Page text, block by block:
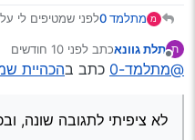
מ מתלמד 0 לפני שמטיפים לי
פשוט רציתי לבדוק
מ*****, כמובן
ת
מנותק
תלת גוונאכתב לפני 10 חודשים
נערך לאחרונה על ידי
@מתלמד-0 כתב בהכהיית
לא ציפיתי לתגובה שונה,